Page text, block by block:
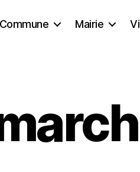
Commune Mairie